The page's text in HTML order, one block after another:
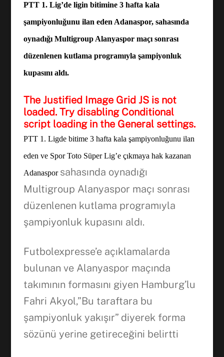
PTT 1. Lig’de ligin bitimine 3 hafta kala
şampiyonluğunu ilan eden Adanaspor, sahasında
oynadığı Multigroup Alanyaspor maçı sonrası
düzenlenen kutlama programıyla şampiyonluk
kupasını aldı.
The Justified Image Grid JS is not
loaded. Try disabling Conditional
script loading in the General settings.
PTT 1. Ligde bitime 3 hafta kala şampiyonluğunu ilan
eden ve Spor Toto Süper Lig’e çıkmaya hak kazanan
Adanaspor sahasında oynadığı
Multigroup Alanyaspor maçı sonrası
düzenlenen kutlama programıyla
şampiyonluk kupasını aldı.
Futbolexpresse’e açıklamalarda
bulunan ve Alanyaspor maçında
takımının formasını giyen Hamburg’lu
Fahri Akyol,”Bu taraftara bu
şampiyonluk yakışır” diyerek forma
sözünü yerine getireceğini belirtti